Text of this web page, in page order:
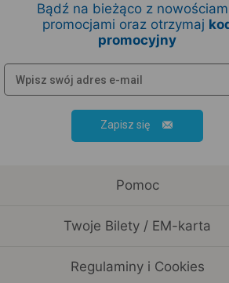
Bądź na bieżąco z
promocjami oraz otrzymaj
promocyjny
Zapisz się
Pomoc
Twoje Bilety / EM-karta
Regulaminy i Cookies